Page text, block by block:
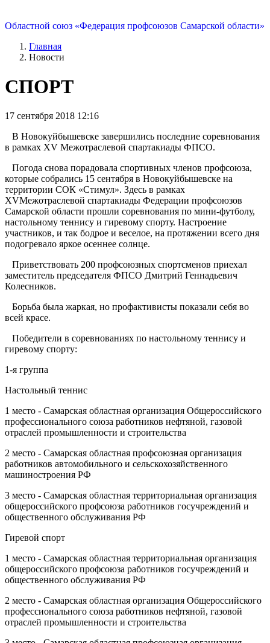
Областной союз «Федерация профсоюзов Самарской области»
Главная
Новости
СПОРТ
17 сентября 2018 12:16
В Новокуйбышевске завершились последние соревнования
в рамках XV Межотраслевой спартакиады ФПСО.
Погода снова порадовала спортивных членов профсоюза,
которые собрались 15 сентября в Новокуйбышевске на
территории СОК «Стимул». Здесь в рамках
XVМежотраслевой спартакиады Федерации профсоюзов
Самарской области прошли соревнования по мини-футболу,
настольному теннису и гиревому спорту. Настроение
участников, и так бодрое и веселое, на протяжении всего дня
подогревало яркое осеннее солнце.
Приветствовать 200 профсоюзных спортсменов приехал
заместитель председателя ФПСО Дмитрий Геннадьевич
Колесников.
Борьба была жаркая, но профактивисты показали себя во
всей красе.
Победители в соревнованиях по настольному теннису и
гиревому спорту:
1-я группа
Настольный теннис
1 место - Самарская областная организация Общероссийского
профессионального союза работников нефтяной, газовой
отраслей промышленности и строительства
2 место - Самарская областная профсоюзная организация
работников автомобильного и сельскохозяйственного
машиностроения РФ
3 место - Самарская областная территориальная организация
общероссийского профсоюза работников госучреждений и
общественного обслуживания РФ
Гиревой спорт
1 место - Самарская областная территориальная организация
общероссийского профсоюза работников госучреждений и
общественного обслуживания РФ
2 место - Самарская областная организация Общероссийского
профессионального союза работников нефтяной, газовой
отраслей промышленности и строительства